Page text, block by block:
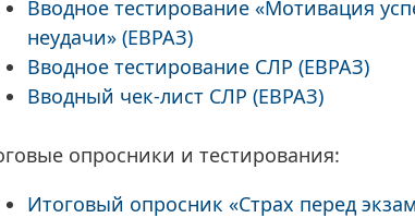
Вводное тестирование «Мотивация
неудачи» (ЕВРАЗ)
Вводное тестирование СЛР (ЕВРАЗ)
Вводный чек-лист СЛР (ЕВРАЗ)
опросники и тестирования:
Итоговый опросник «Страх перед